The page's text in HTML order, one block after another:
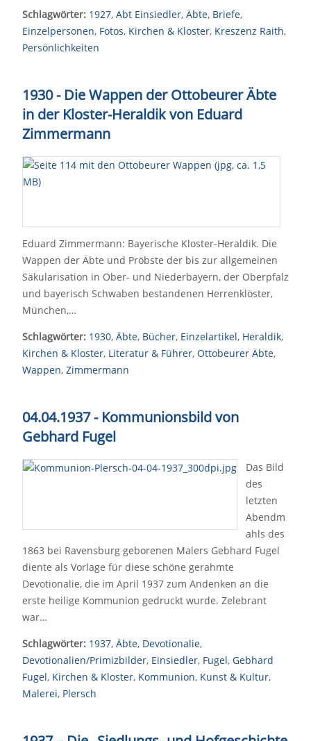
Schlagwörter: 1927, Abt Einsiedler, Äbte, Briefe,
Einzelpersonen, Fotos, Kirchen & Kloster, Kreszenz Raith,
Persönlichkeiten
1930 - Die Wappen der Ottobeurer Äbte
in der Kloster-Heraldik von Eduard
Zimmermann
Eduard Zimmermann: Bayerische Kloster-Heraldik. Die
Wappen der Äbte und Pröbste der bis zur allgemeinen
Säkularisation in Ober- und Niederbayern, der Oberpfalz
und bayerisch Schwaben bestandenen Herrenklöster,
München,…
Schlagwörter: 1930, Äbte, Bücher, Einzelartikel, Heraldik,
Kirchen & Kloster, Literatur & Führer, Ottobeurer Äbte,
Wappen, Zimmermann
04.04.1937 - Kommunionsbild von
Gebhard Fugel
Das Bild
des
letzten
Abendm
ahls des
1863 bei Ravensburg geborenen Malers Gebhard Fugel
diente als Vorlage für diese schöne gerahmte
Devotionalie, die im April 1937 zum Andenken an die
erste heilige Kommunion gedruckt wurde. Zelebrant
war…
Schlagwörter: 1937, Äbte, Devotionalie,
Devotionalien/Primizbilder, Einsiedler, Fugel, Gebhard
Fugel, Kirchen & Kloster, Kommunion, Kunst & Kultur,
Malerei, Plersch